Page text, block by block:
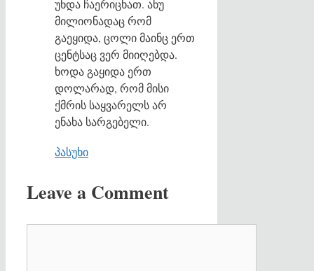
უნდა ჩაერიცხათ. ანუ
მილიონადაც რომ
გაეყიდა, ცოლი მაინც ერთ
ცენტსაც ვერ მიიღებდა.
ხოდა გაყიდა ერთ
დოლარად, რომ მისი
ქმრის საყვარელს არ
ენახა სარგებელი.
პასუხი
Leave a Comment